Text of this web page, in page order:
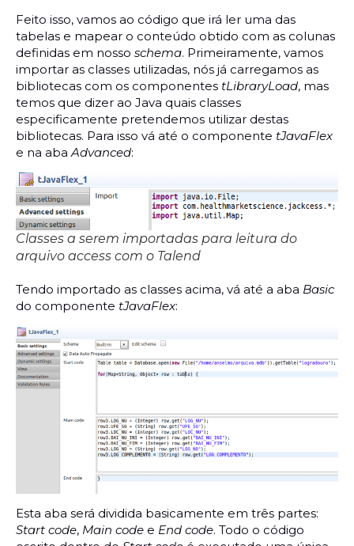
Feito isso, vamos ao código que irá ler uma das
tabelas e mapear o conteúdo obtido com as colunas
definidas em nosso schema. Primeiramente, vamos
importar as classes utilizadas, nós já carregamos as
bibliotecas com os componentes tLibraryLoad, mas
temos que dizer ao Java quais classes
especificamente pretendemos utilizar destas
bibliotecas. Para isso vá até o componente tJavaFlex
e na aba Advanced:
Classes a serem importadas para leitura do
arquivo access com o Talend
Tendo importado as classes acima, vá até a aba Basic
do componente tJavaFlex:
Esta aba será dividida basicamente em três partes:
Start code, Main code e End code. Todo o código